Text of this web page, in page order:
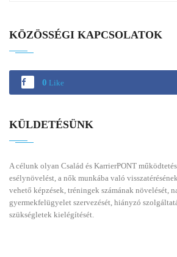
KÖZÖSSÉGI KAPCSOLATOK
0 Like
KÜLDETÉSÜNK
A célunk olyan Család és KarrierPONT
esélynövelést, a nők munkába való
vehető képzések, tréningek számának növelését,
gyermekfelügyelet szervezését, hiányzó
szükségletek kielégítését.